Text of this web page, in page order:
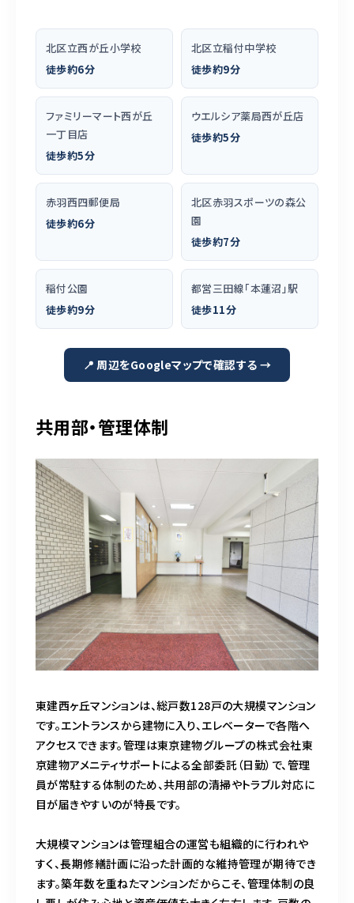
北区立西が丘小学校
徒歩約6分
北区立稲付中学校
徒歩約9分
ファミリーマート西が丘
一丁目店
徒歩約5分
ウエルシア薬局西が丘店
徒歩約5分
赤羽西四郵便局
徒歩約6分
北区赤羽スポーツの森公
園
徒歩約7分
稲付公園
徒歩約9分
都営三田線「本蓮沼」駅
徒歩11分
📍 周辺をGoogleマップで確認する →
共用部・管理体制
東建西ヶ丘マンションは、総戸数128戸の大規模マンション
です。エントランスから建物に入り、エレベーターで各階へ
アクセスできます。管理は東京建物グループの株式会社東
京建物アメニティサポートによる全部委託（日勤）で、管理
員が常駐する体制のため、共用部の清掃やトラブル対応に
目が届きやすいのが特長です。
大規模マンションは管理組合の運営も組織的に行われや
すく、長期修繕計画に沿った計画的な維持管理が期待でき
ます。築年数を重ねたマンションだからこそ、管理体制の良